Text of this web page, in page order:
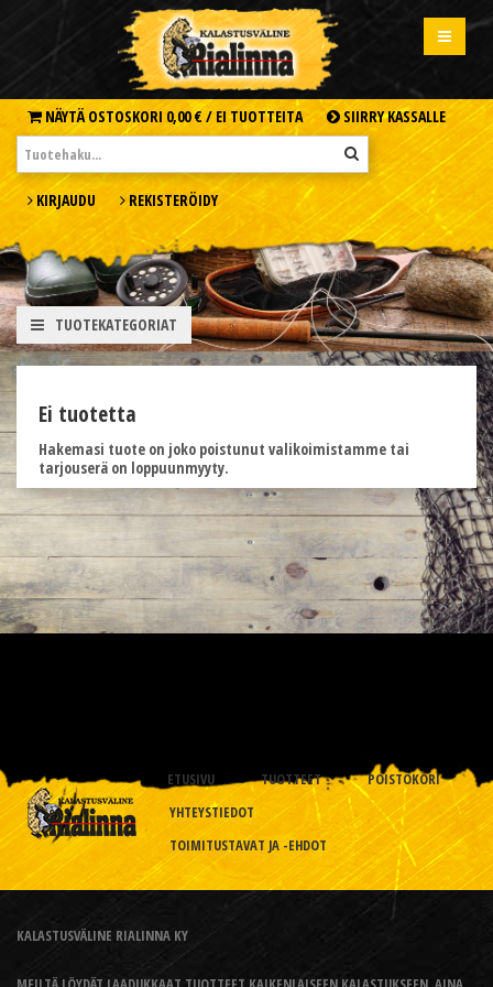
NÄYTÄ OSTOSKORI 0,00 € / EI TUOTTEITA SIIRRY KASSALLE
KIRJAUDU REKISTERÖIDY
TUOTEKATEGORIAT
Ei tuotetta
Hakemasi tuote on joko poistunut valikoimistamme tai
tarjouserä on loppuunmyyty.
ETUSIVU TUOTTEET
POISTOKORI
YHTEYSTIEDOT
TOIMITUSTAVAT JA -EHDOT
KALASTUSVÄLINE RIALINNA KY